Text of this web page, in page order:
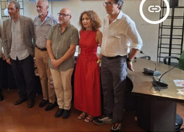
insert_link